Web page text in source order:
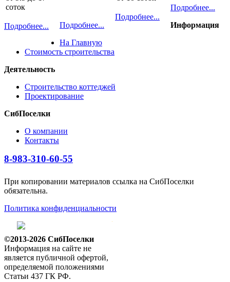
соток
Подробнее... Подробнее...
Подробнее...
Подробнее...
Информация
На Главную
Стоимость строительства
Деятельность
Строительство коттеджей
Проектирование
СибПоселки
О компании
Контакты
8-983-310-60-55
При копировании материалов ссылка на СибПоселки
обязательна.
Политика конфиденциальности
©2013-2026 СибПоселки
Информация на сайте не
является публичной офертой,
определяемой положениями
Статьи 437 ГК РФ.